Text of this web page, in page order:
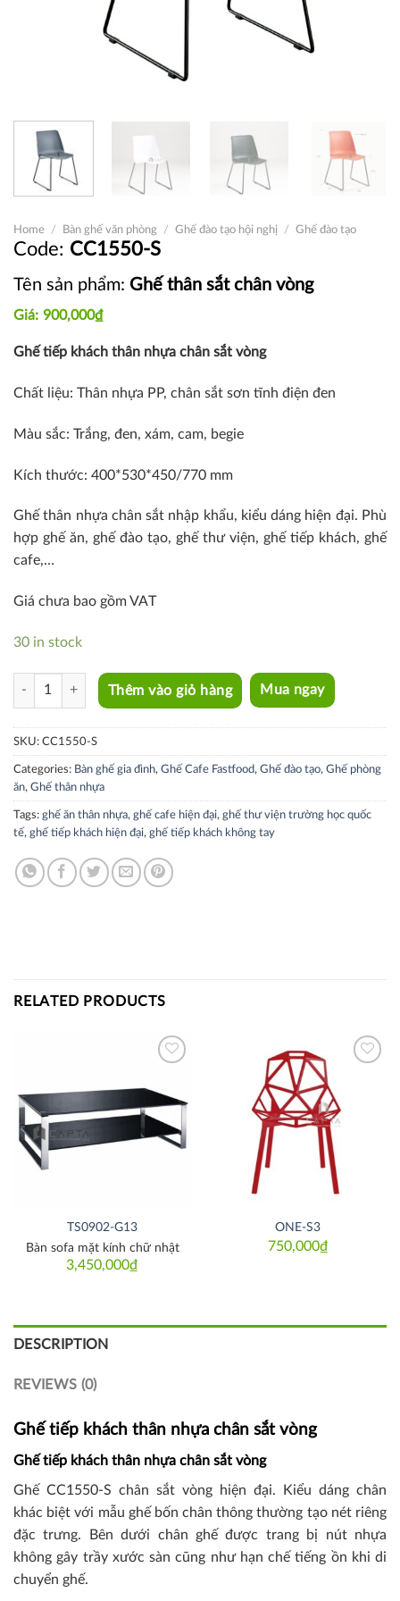
Home / Bàn ghế văn phòng / Ghế đào tạo hội nghị / Ghế đào tạo
CC1550-S
Tên sản phẩm: Ghế thân sắt chân vòng
900,000₫
Ghế tiếp khách thân nhựa chân sắt vòng
Chất liệu: Thân nhựa PP, chân sắt sơn tĩnh điện đen
Màu sắc: Trắng, đen, xám, cam, begie
Kích thước: 400*530*450/770 mm
Ghế thân nhựa chân sắt nhập khẩu, kiểu dáng hiện đại. Phù
hợp ghế ăn, ghế đào tạo, ghế thư viện, ghế tiếp khách, ghế
cafe,…
Giá chưa bao gồm VAT
30 in stock
CC1550-S quantity
Thêm vào giỏ hàng Mua ngay
SKU: CC1550-S
Categories: Bàn ghế gia đình, Ghế Cafe Fastfood, Ghế đào tạo, Ghế phòng
ăn, Ghế thân nhựa
Tags: ghế ăn thân nhựa, ghế cafe hiện đại, ghế thư viện trường học quốc
tế, ghế tiếp khách hiện đại, ghế tiếp khách không tay
RELATED PRODUCTS
TS0902-G13
3,450,000₫
Bàn sofa mặt kính chữ nhật
ONE-S3
750,000₫
DESCRIPTION
REVIEWS (0)
Ghế tiếp khách thân nhựa chân sắt vòng
Ghế tiếp khách thân nhựa chân sắt vòng
Ghế CC1550-S chân sắt vòng hiện đại. Kiểu dáng chân
khác biệt với mẫu ghế bốn chân thông thường tạo nét riêng
đặc trưng. Bên dưới chân ghế được trang bị nút nhựa
không gây trầy xước sàn cũng như hạn chế tiếng ồn khi di
chuyển ghế.